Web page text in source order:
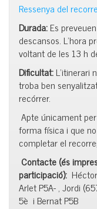
Ressenya del
Durada:Es preveuen
descansos. L’hora
voltant de les 13 h
Dificultat:L’itinerari
troba ben
recórrer.
Apte únicament
forma física i que
completar el
Contacte (és
participació):
Arlet P5A- , Jordi
5è i Bernat P5B